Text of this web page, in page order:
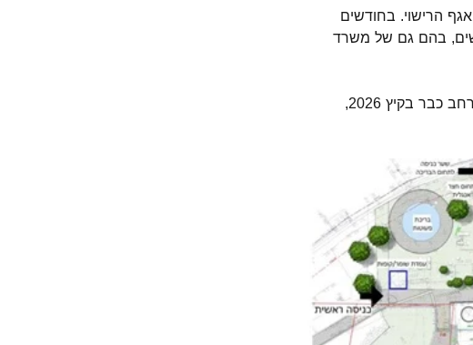
הרישוי. בחודשים
בהם גם של משרד
המחודשת לקהל הרחב כבר בקיץ 2026,